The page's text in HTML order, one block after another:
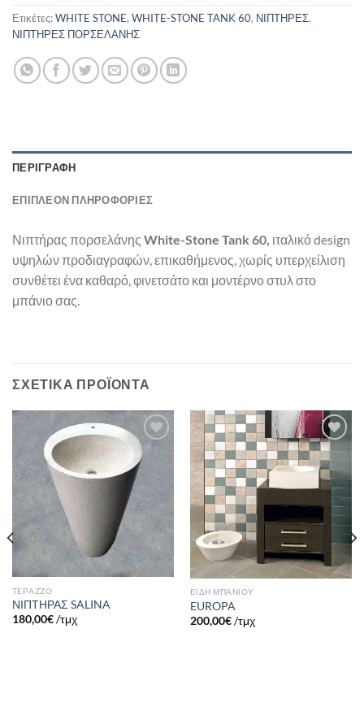
Ετικέτες:WHITE STONE, WHITE-STONE TANK 60, ΝΙΠΤΗΡΕΣ,
ΝΙΠΤΗΡΕΣ ΠΟΡΣΕΛΑΝΗΣ
ΠΕΡΙΓΡΑΦΉ
ΕΠΙΠΛΈΟΝ ΠΛΗΡΟΦΟΡΊΕΣ
Νιπτήρας πορσελάνης White-Stone Tank 60, ιταλικό design
υψηλών προδιαγραφών, επικαθήμενος, χωρίς υπερχείλιση
συνθέτει ένα καθαρό, φινετσάτο και μοντέρνο στυλ στο
μπάνιο σας.
ΣΧΕΤΙΚΆ ΠΡΟΪΌΝΤΑ
Πρόσθήκη
στην λίστα
επιθυμιών
TEΡAZZO
ΝΙΠΤΗΡΑΣ SALINA
180,00€ /τμχ
Πρόσθήκη
στην λίστα
επιθυμιών
ΕΙΔΗ ΜΠΑΝΙΟΥ
EUROPA
200,00€ /τμχ